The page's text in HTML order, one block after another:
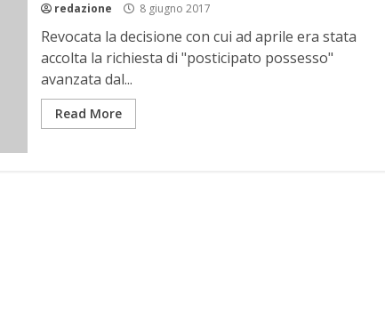
redazione 8 giugno 2017
Revocata la decisione con cui ad aprile era stata
accolta la richiesta di "posticipato possesso"
avanzata dal...
Read More